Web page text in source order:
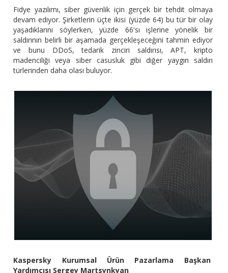
Fidye yazılımı, siber güvenlik için gerçek bir tehdit olmaya
devam ediyor. Şirketlerin üçte ikisi (yüzde 64) bu tür bir olay
yaşadıklarını söylerken, yüzde 66'sı işlerine yönelik bir
saldırının belirli bir aşamada gerçekleşeceğini tahmin ediyor
ve bunu DDoS, tedarik zinciri saldırısı, APT, kripto
madenciliği veya siber casusluk gibi diğer yaygın saldırı
türlerinden daha olası buluyor.
Kaspersky Kurumsal Ürün Pazarlama Başkan
Yardımcısı Sergey Martsynkyan